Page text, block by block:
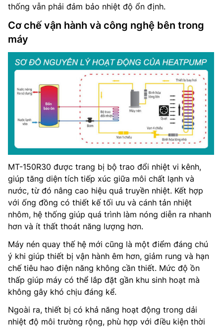
thống vẫn phải đảm bảo nhiệt độ ổn định.
Cơ chế vận hành và công nghệ bên trong
máy
MT-150R30 được trang bị bộ trao đổi nhiệt vi kênh,
giúp tăng diện tích tiếp xúc giữa môi chất lạnh và
nước, từ đó nâng cao hiệu quả truyền nhiệt. Kết hợp
với ống đồng có thiết kế tối ưu và cánh tản nhiệt
nhôm, hệ thống giúp quá trình làm nóng diễn ra nhanh
hơn và ít thất thoát năng lượng hơn.
Máy nén quay thế hệ mới cũng là một điểm đáng chú
ý khi giúp thiết bị vận hành êm hơn, giảm rung và hạn
chế tiêu hao điện năng không cần thiết. Mức độ ồn
thấp giúp máy có thể lắp đặt gần khu sinh hoạt mà
không gây khó chịu đáng kể.
Ngoài ra, thiết bị có khả năng hoạt động trong dải
nhiệt độ môi trường rộng, phù hợp với điều kiện thời